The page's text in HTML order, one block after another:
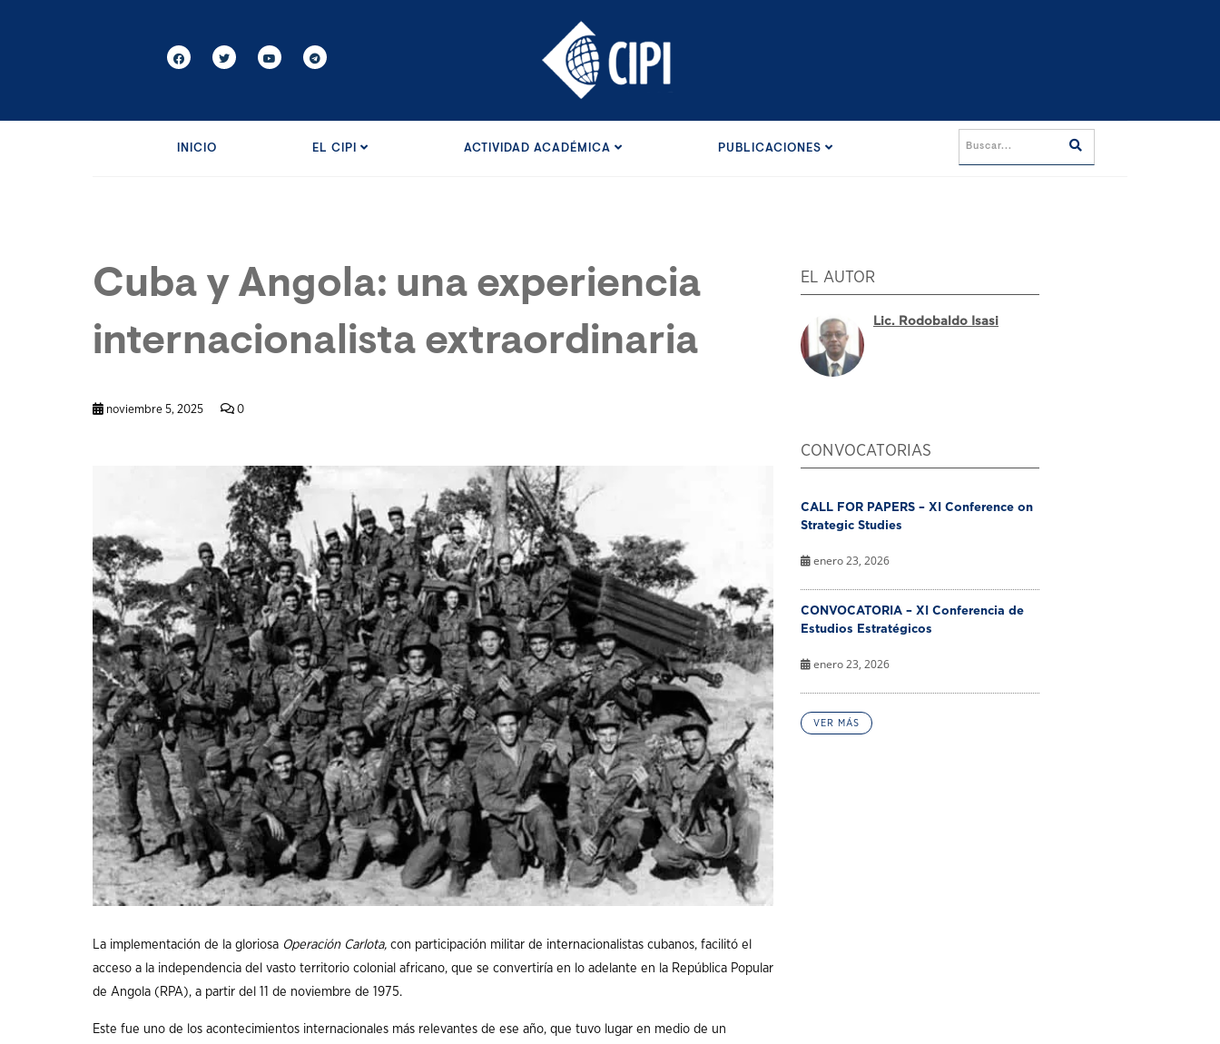
INICIO EL CIPI ACTIVIDAD ACADÉMICA PUBLICACIONES
Cuba y Angola: una experiencia
internacionalista extraordinaria
noviembre 5, 2025 0
La implementación de la gloriosa Operación Carlota, con participación militar de internacionalistas cubanos, facilitó el
acceso a la independencia del vasto territorio colonial africano, que se convertiría en lo adelante en la República Popular
de Angola (RPA), a partir del 11 de noviembre de 1975.
Este fue uno de los acontecimientos internacionales más relevantes de ese año, que tuvo lugar en medio de un
EL AUTOR
Lic. Rodobaldo Isasi
CONVOCATORIAS
CALL FOR PAPERS – XI Conference on
Strategic Studies
enero 23, 2026
CONVOCATORIA – XI Conferencia de
Estudios Estratégicos
enero 23, 2026
VER MÁS